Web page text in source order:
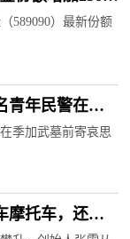
原股份
589090）最新份额
青年民警在季
季加武墓前寄哀思
摩托车，还骑